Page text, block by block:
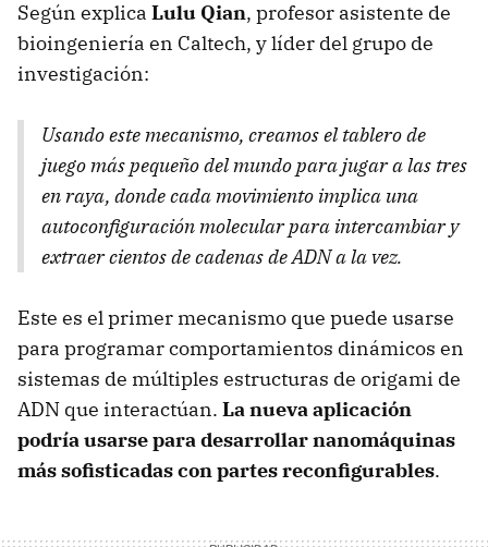
Según explica Lulu Qian, profesor asistente de
bioingeniería en Caltech, y líder del grupo de
investigación:
Usando este mecanismo, creamos el tablero de
juego más pequeño del mundo para jugar a las tres
en raya, donde cada movimiento implica una
autoconfiguración molecular para intercambiar y
extraer cientos de cadenas de ADN a la vez.
Este es el primer mecanismo que puede usarse
para programar comportamientos dinámicos en
sistemas de múltiples estructuras de origami de
ADN que interactúan. La nueva aplicación
podría usarse para desarrollar nanomáquinas
más sofisticadas con partes reconfigurables.